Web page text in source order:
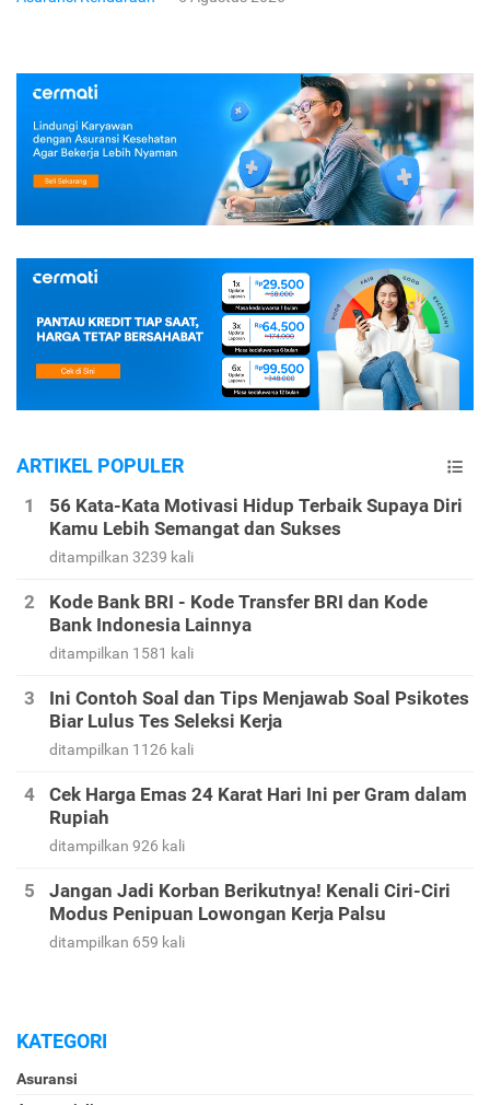
ARTIKEL POPULER
56 Kata-Kata Motivasi Hidup Terbaik Supaya Diri
Kamu Lebih Semangat dan Sukses
ditampilkan 3239 kali
Kode Bank BRI - Kode Transfer BRI dan Kode
Bank Indonesia Lainnya
ditampilkan 1581 kali
Ini Contoh Soal dan Tips Menjawab Soal Psikotes
Biar Lulus Tes Seleksi Kerja
ditampilkan 1126 kali
Cek Harga Emas 24 Karat Hari Ini per Gram dalam
Rupiah
ditampilkan 926 kali
Jangan Jadi Korban Berikutnya! Kenali Ciri-Ciri
Modus Penipuan Lowongan Kerja Palsu
ditampilkan 659 kali
KATEGORI
Asuransi